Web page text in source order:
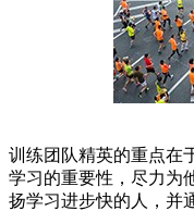
训练团队精英的重点在
学习的重要性，尽力为
扬学习进步快的人，并